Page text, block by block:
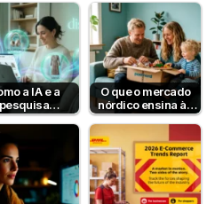
a IA e a
pesquisa
podem
a taxa de
conversão?
O que o mercado
nórdico ensina às
lojas online